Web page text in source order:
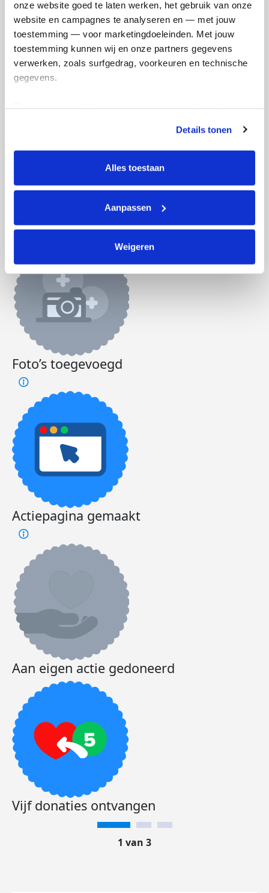
onze website goed te laten werken, het gebruik van onze
website en campagnes te analyseren en — met jouw
toestemming — voor marketingdoeleinden. Met jouw
toestemming kunnen wij en onze partners gegevens
verwerken, zoals surfgedrag, voorkeuren en technische
gegevens.
tonen. Je kunt je toestemming op elk moment wijzigen of
intrekken via Cookie instellingen onderaan de pagina. De
lijst met cookies is te vinden in het tabblad “details”.
Details tonen
Alles toestaan
Aanpassen
Weigeren
en betaal €0.75 extra.
Doneer nu
Opgehaald Streefbedrag
€250
Word lid van mijn team
Foto’s toegevoegd
Actiepagina gemaakt
Aan eigen actie gedoneerd
Vijf donaties ontvangen
1 van 3